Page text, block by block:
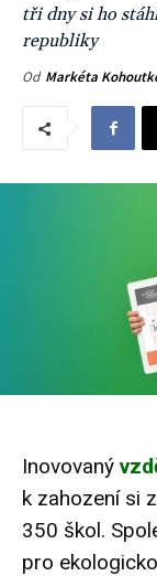
tři dny si ho
republiky
Od Markéta
Inovovaný
k zahození si
350 škol.
pro